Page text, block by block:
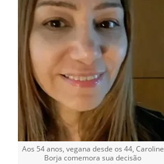
Aos 54 anos, vegana desde os 44, Caroline
Borja comemora sua decisão